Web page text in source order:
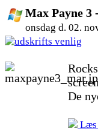
Max Payne 3
onsdag d. 02.
De
Læs